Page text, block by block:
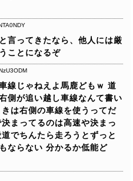
言ってきたなら、他人には厳
ことになるぞ
線じゃねえよ馬鹿どもｗ 道
側が追い越し車線なんて書い
は右側の車線を使うってだ
まってるのは高速や決まっ
でちんたら走ろうとずっと
ならない 分かるか低能ど